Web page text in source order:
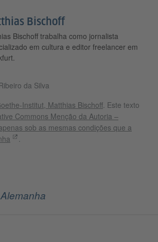
Bischoff
Bischoff trabalha como jornalista
em cultura e editor freelancer em
da Silva
Institut, Matthias Bischoff . Este texto
Commons Menção da Autoria –
sob as mesmas condições que a
Alemanha